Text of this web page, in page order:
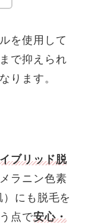
を使用して
で抑えられ
なります。
ブリッド脱
ラニン色素
にも脱毛を
点で安心・